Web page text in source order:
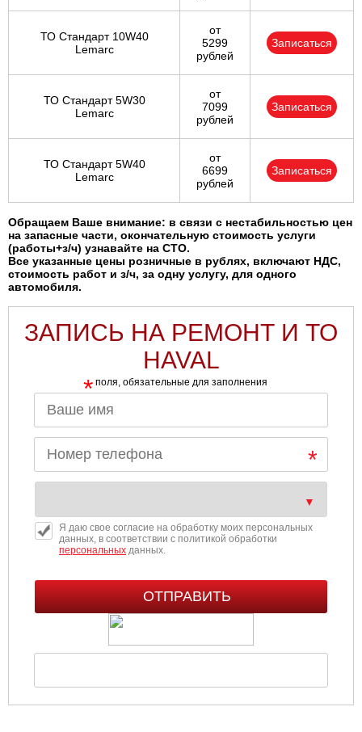
ТО Стандарт 10W40
Lemarc
от
5299
рублей
Записаться
ТО Стандарт 5W30
Lemarc
от
7099
рублей
Записаться
ТО Стандарт 5W40
Lemarc
от
6699
рублей
Записаться
Обращаем Ваше внимание: в связи с нестабильностью цен
на запасные части, окончательную стоимость услуги
(работы+з/ч) узнавайте на СТО.
Все указанные цены розничные в рублях, включают НДС,
стоимость работ и з/ч, за одну услугу, для одного
автомобиля.
ЗАПИСЬ НА РЕМОНТ И ТО
HAVAL
* поля, обязательные для заполнения
Я даю свое согласие на обработку моих персональных
данных, в соответствии с политикой обработки
персональныхданных.